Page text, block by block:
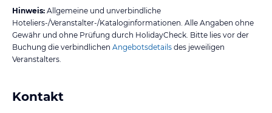
Hinweis: Allgemeine und unverbindliche
Hoteliers-/Veranstalter-/Kataloginformationen. Alle Angaben ohne
Gewähr und ohne Prüfung durch HolidayCheck. Bitte lies vor der
Buchung die verbindlichen Angebotsdetails des jeweiligen
Veranstalters.
Kontakt